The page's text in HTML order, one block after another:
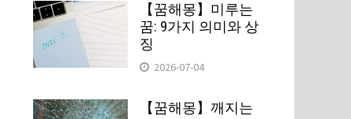
【꿈해몽】미루는
꿈: 9가지 의미와 상
징
2026-07-04
【꿈해몽】깨지는